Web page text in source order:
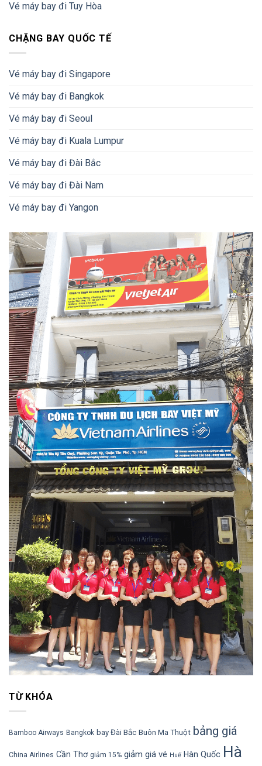
Vé máy bay đi Tuy Hòa
CHẶNG BAY QUỐC TẾ
Vé máy bay đi Singapore
Vé máy bay đi Bangkok
Vé máy bay đi Seoul
Vé máy bay đi Kuala Lumpur
Vé máy bay đi Đài Bắc
Vé máy bay đi Đài Nam
Vé máy bay đi Yangon
TỪ KHÓA
Bamboo Airways Bangkok bay Đài Bắc Buôn Ma Thuột bảng giá
China Airlines Cần Thơ giảm 15% giảm giá vé Huế Hàn Quốc Hà